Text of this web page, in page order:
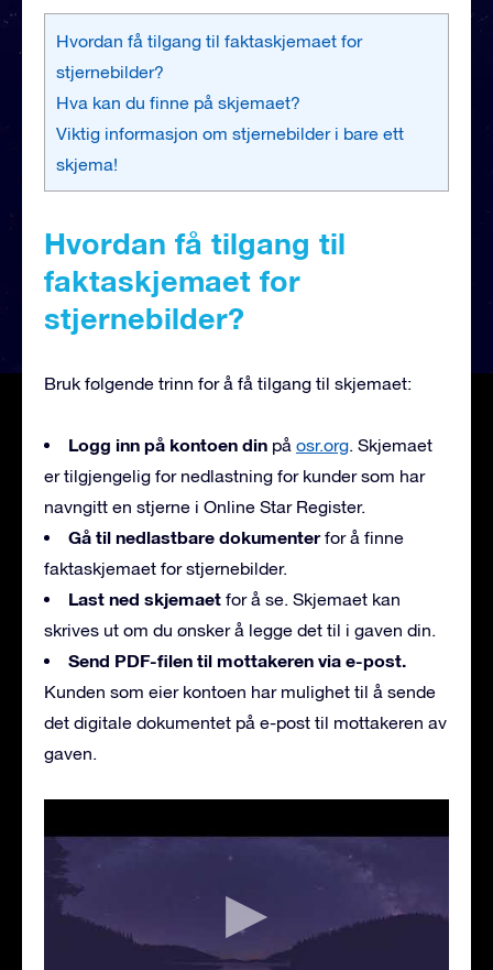
Hvordan få tilgang til faktaskjemaet for
stjernebilder?
Hva kan du finne på skjemaet?
Viktig informasjon om stjernebilder i bare ett
skjema!
Hvordan få tilgang til
faktaskjemaet for
stjernebilder?
Bruk følgende trinn for å få tilgang til skjemaet:
Logg inn på kontoen din på osr.org. Skjemaet
er tilgjengelig for nedlastning for kunder som har
navngitt en stjerne i Online Star Register.
Gå til nedlastbare dokumenterfor å finne
faktaskjemaet for stjernebilder.
Last ned skjemaet for å se. Skjemaet kan
skrives ut om du ønsker å legge det til i gaven din.
Send PDF-filen til mottakeren via e-post.
Kunden som eier kontoen har mulighet til å sende
det digitale dokumentet på e-post til mottakeren av
gaven.